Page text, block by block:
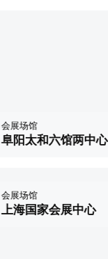
会展场馆
阜阳太和六馆两中心
会展场馆
上海国家会展中心